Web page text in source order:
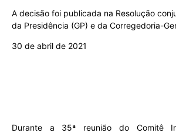
A decisão foi publicada na Resolução
da Presidência (GP) e da Corregedoria-
30 de abril de 2021
Durante a 35ª reunião do Comitê